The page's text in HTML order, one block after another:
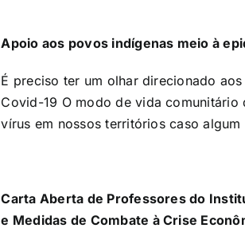
Apoio aos povos indígenas meio à
É preciso ter um olhar direcionado
Covid-19 O modo de vida
vírus em nossos territórios caso
Carta Aberta de Professores do
e Medidas de Combate à Crise